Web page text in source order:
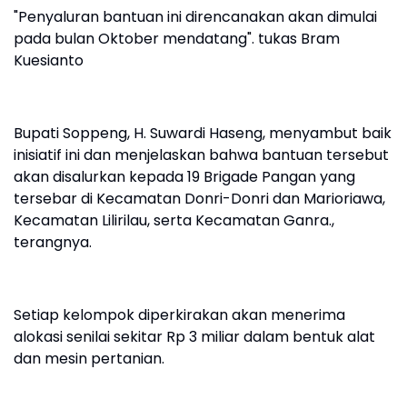
"Penyaluran bantuan ini direncanakan akan dimulai
pada bulan Oktober mendatang". tukas Bram
Kuesianto
Bupati Soppeng, H. Suwardi Haseng, menyambut baik
inisiatif ini dan menjelaskan bahwa bantuan tersebut
akan disalurkan kepada 19 Brigade Pangan yang
tersebar di Kecamatan Donri-Donri dan Marioriawa,
Kecamatan Lilirilau, serta Kecamatan Ganra.,
terangnya.
Setiap kelompok diperkirakan akan menerima
alokasi senilai sekitar Rp 3 miliar dalam bentuk alat
dan mesin pertanian.